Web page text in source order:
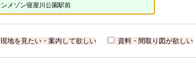
現地を見たい・案内して欲しい 資料・間取り図が欲しい